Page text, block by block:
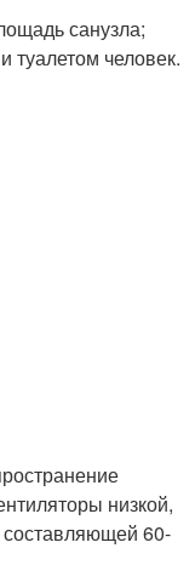
санузла;
туалетом человек.
низкой,
составляющей 60-